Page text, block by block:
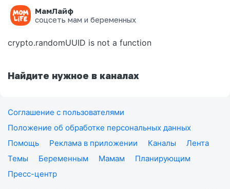
МамЛайф
соцсеть мам и беременных
Ошибка на странице
crypto.randomUUID is not a function
Найдите нужное в каналах
Соглашение с пользователями
Положение об обработке персональных данных
Помощь
Реклама в приложении Каналы
Лента
Темы
Беременным Мамам
Планирующим
Пресс-центр